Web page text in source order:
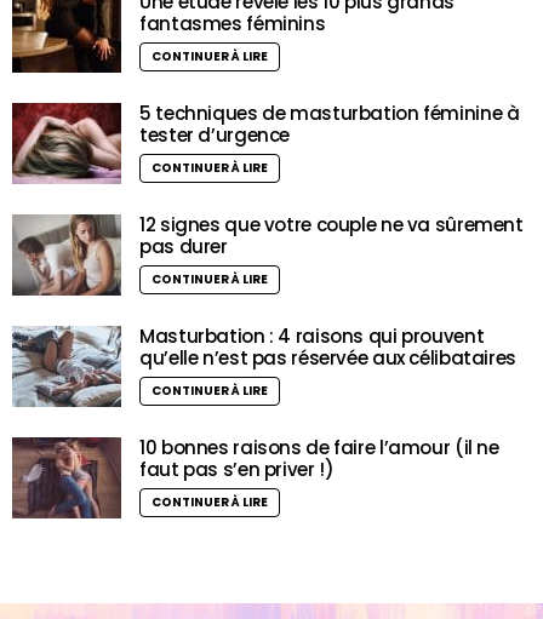
fantasmes féminins
CONTINUER À LIRE
5 techniques de masturbation féminine à
tester d’urgence
CONTINUER À LIRE
12 signes que votre couple ne va sûrement
pas durer
CONTINUER À LIRE
Masturbation : 4 raisons qui prouvent
qu’elle n’est pas réservée aux célibataires
CONTINUER À LIRE
10 bonnes raisons de faire l’amour (il ne
faut pas s’en priver !)
CONTINUER À LIRE